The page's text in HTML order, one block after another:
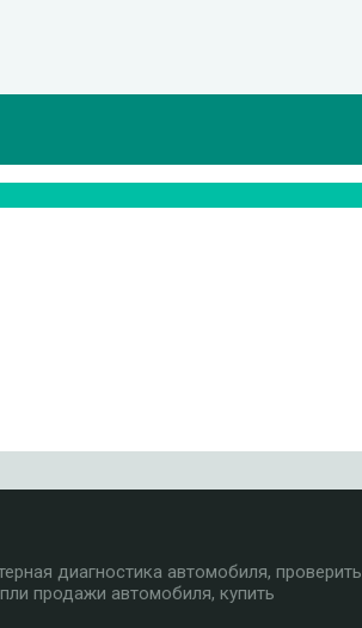
диагностика автомобиля, проверить
продажи автомобиля, купить